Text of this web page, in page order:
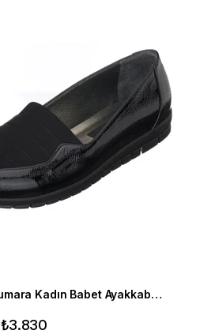
Büyük Numara Kadın Babet Ayakkabı DRL1123 Siyah
₺3.830